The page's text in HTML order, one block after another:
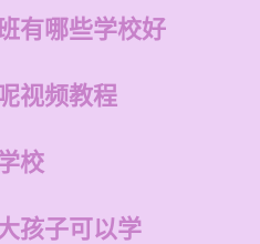
有哪些学校好
视频教程
校
孩子可以学